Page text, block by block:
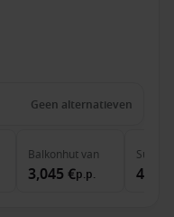
Geen alternatieven
Balkonhutvan
3,045 €p.p.
Suite